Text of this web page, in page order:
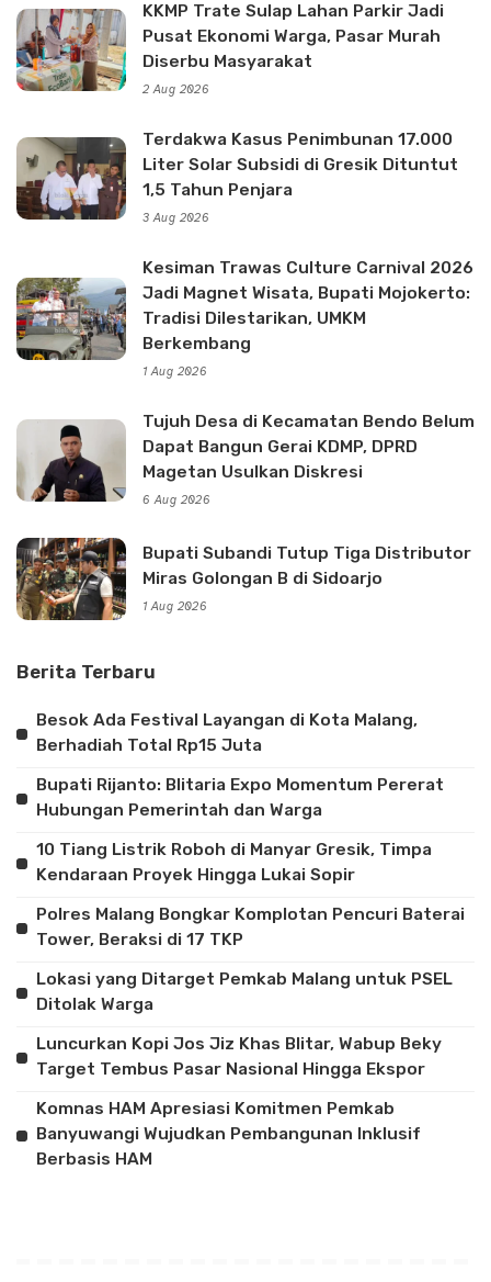
KKMP Trate Sulap Lahan Parkir Jadi
Pusat Ekonomi Warga, Pasar Murah
Diserbu Masyarakat
2 Aug 2026
Terdakwa Kasus Penimbunan 17.000
Liter Solar Subsidi di Gresik Dituntut
1,5 Tahun Penjara
3 Aug 2026
Kesiman Trawas Culture Carnival 2026
Jadi Magnet Wisata, Bupati Mojokerto:
Tradisi Dilestarikan, UMKM
Berkembang
1 Aug 2026
Tujuh Desa di Kecamatan Bendo Belum
Dapat Bangun Gerai KDMP, DPRD
Magetan Usulkan Diskresi
6 Aug 2026
Bupati Subandi Tutup Tiga Distributor
Miras Golongan B di Sidoarjo
1 Aug 2026
Berita Terbaru
Besok Ada Festival Layangan di Kota Malang,
Berhadiah Total Rp15 Juta
Bupati Rijanto: Blitaria Expo Momentum Pererat
Hubungan Pemerintah dan Warga
10 Tiang Listrik Roboh di Manyar Gresik, Timpa
Kendaraan Proyek Hingga Lukai Sopir
Polres Malang Bongkar Komplotan Pencuri Baterai
Tower, Beraksi di 17 TKP
Lokasi yang Ditarget Pemkab Malang untuk PSEL
Ditolak Warga
Luncurkan Kopi Jos Jiz Khas Blitar, Wabup Beky
Target Tembus Pasar Nasional Hingga Ekspor
Komnas HAM Apresiasi Komitmen Pemkab
Banyuwangi Wujudkan Pembangunan Inklusif
Berbasis HAM